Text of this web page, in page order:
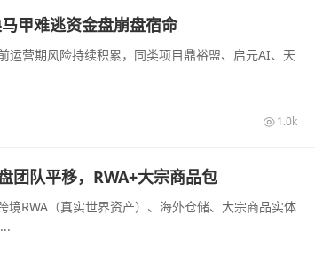
甲难逃资金盘崩盘宿命
运营期风险持续积累，同类项目鼎裕盟、启元AI、天
1.0k
团队平移，RWA+大宗商品包
RWA（真实世界资产）、海外仓储、大宗商品实体